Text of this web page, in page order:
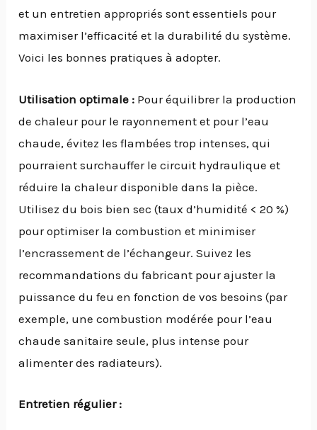
et un entretien appropriés sont essentiels pour
maximiser l’efficacité et la durabilité du système.
Voici les bonnes pratiques à adopter.
Utilisation optimale : Pour équilibrer la production
de chaleur pour le rayonnement et pour l’eau
chaude, évitez les flambées trop intenses, qui
pourraient surchauffer le circuit hydraulique et
réduire la chaleur disponible dans la pièce.
Utilisez du bois bien sec (taux d’humidité < 20 %)
pour optimiser la combustion et minimiser
l’encrassement de l’échangeur. Suivez les
recommandations du fabricant pour ajuster la
puissance du feu en fonction de vos besoins (par
exemple, une combustion modérée pour l’eau
chaude sanitaire seule, plus intense pour
alimenter des radiateurs).
Entretien régulier :